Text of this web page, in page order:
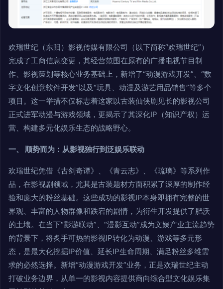
欢瑞世纪（东阳）影视传媒有限公司（以下简称“欢瑞世纪”）
完成了工商信息变更，其经营范围在原有的广播电视节目制
作、影视策划等核心业务基础上，新增了“动漫游戏开发”、“数
字文化创意软件开发”以及“玩具、动漫及游艺用品销售”等多个
项目。这一举措不仅标志着这家以古装仙侠剧见长的影视公司
正式进军动漫与游戏领域，更揭示了其深化IP（知识产权）运
营、构建多元化娱乐生态的战略野心。
一、 顺势而为：从影视独行到泛娱乐联动
欢瑞世纪凭借《古剑奇谭》、《青云志》、《琉璃》等系列作
品，在影视剧领域，尤其是古装题材方面积累了深厚的制作经
验和庞大的粉丝基础。这些成功的影视IP本身即拥有完整的世
界观、丰富的人物群像和跌宕的剧情，为衍生开发提供了肥沃
的土壤。在当下“影游联动”、“漫影互动”成为文娱产业主流趋势
的背景下，将炙手可热的影视IP转化为动漫、游戏等多元形
态，是最大化挖掘IP价值、延长IP生命周期、满足粉丝多维需
求的必然选择。新增“动漫游戏开发”业务，正是欢瑞世纪主动
打破业务边界，从单一的影视内容提供商向综合型文化娱乐集